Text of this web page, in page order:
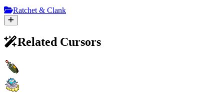
Ratchet & Clank
Related Cursors